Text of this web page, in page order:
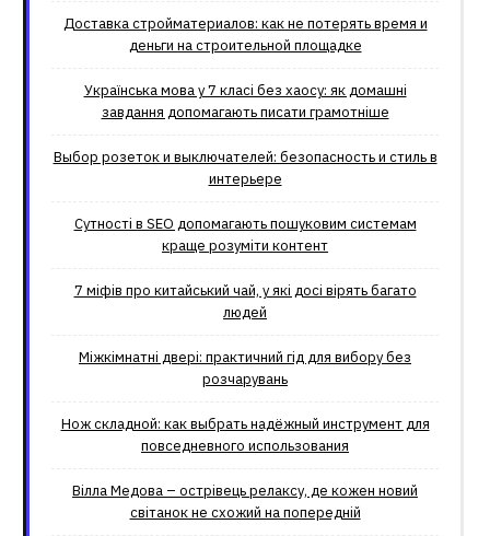
Доставка стройматериалов: как не потерять время и
деньги на строительной площадке
Українська мова у 7 класі без хаосу: як домашні
завдання допомагають писати грамотніше
Выбор розеток и выключателей: безопасность и стиль в
интерьере
Сутності в SEO допомагають пошуковим системам
краще розуміти контент
7 міфів про китайський чай, у які досі вірять багато
людей
Міжкімнатні двері: практичний гід для вибору без
розчарувань
Нож складной: как выбрать надёжный инструмент для
повседневного использования
Вілла Медова – острівець релаксу, де кожен новий
світанок не схожий на попередній